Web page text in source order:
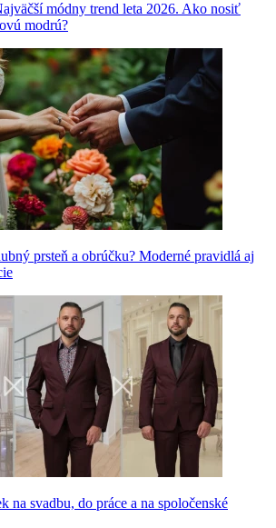
módny trend leta 2026. Ako nosiť
modrú?
prsteň a obrúčku? Moderné pravidlá aj
na svadbu, do práce a na spoločenské